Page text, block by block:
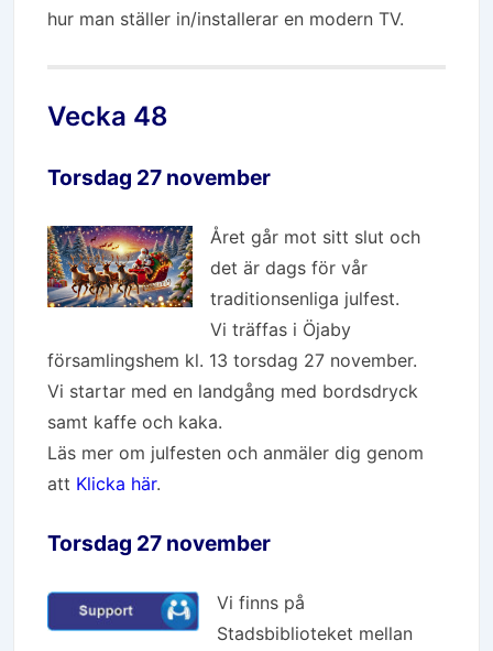
hur man ställer in/installerar en modern TV.
Vecka 48
Torsdag 27 november
Året går mot sitt slut och
det är dags för vår
traditionsenliga julfest.
Vi träffas i Öjaby
församlingshem kl. 13 torsdag 27 november.
Vi startar med en landgång med bordsdryck
samt kaffe och kaka.
Läs mer om julfesten och anmäler dig genom
att Klicka här.
Torsdag 27 november
Vi finns på
Stadsbiblioteket mellan